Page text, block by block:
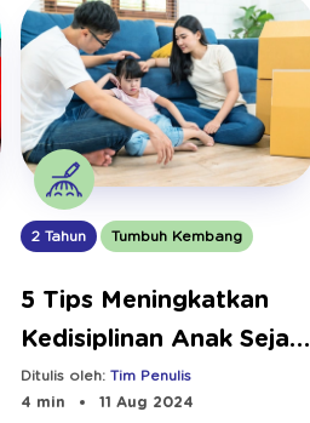
2 Tahun Tumbuh Kembang
5 Tips Meningkatkan
Kedisiplinan Anak Sejak
Kecil
Ditulis oleh:Tim Penulis
4 min
11 Aug 2024